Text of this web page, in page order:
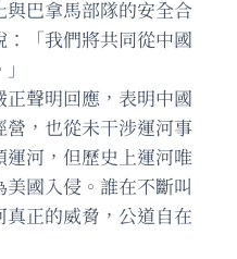
巴拿馬部隊的安全合
「我們將共同從中國
聲明回應，表明中國
，也從未干涉運河事
河，但歷史上運河唯
國入侵。誰在不斷叫
正的威脅，公道自在